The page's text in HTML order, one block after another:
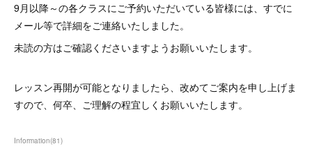
9月以降～の各クラスにご予約いただいている皆様には、すでに
メール等で詳細をご連絡いたしました。
未読の方はご確認くださいますようお願いいたします。
レッスン再開が可能となりましたら、改めてご案内を申し上げま
すので、何卒、ご理解の程宜しくお願いいたします。
Information(81)